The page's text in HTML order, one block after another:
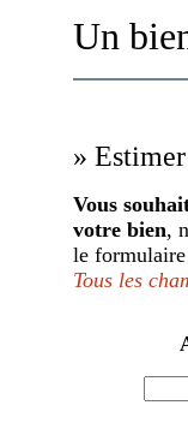
Un
»
Vous
votre bien,
le formulaire
Tous les